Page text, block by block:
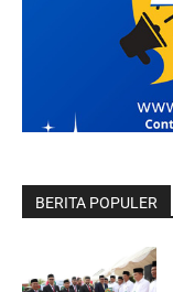
BERITA POPULER